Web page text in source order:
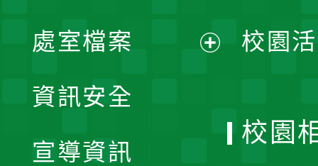
單
處室檔案
資訊安全
宣導資訊
校園
校園